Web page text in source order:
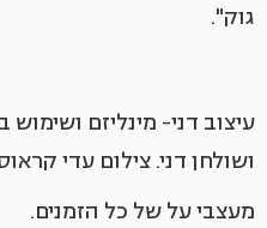
גוק".
עיצוב דני- מינליזם
ושולחן דני. צילום עדי
מעצבי על של כל הזמנים.